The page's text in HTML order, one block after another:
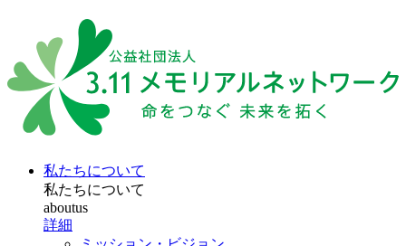
私たちについて
私たちについて
aboutus
詳細